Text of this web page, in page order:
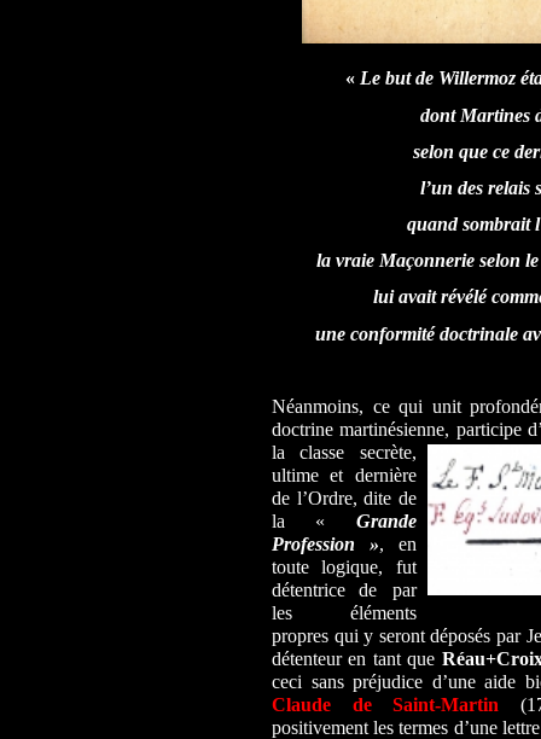
« Le but de Willermoz
dont Martines
selon que ce
l’un des relais
quand sombrait
la vraie Maçonnerie selon
lui avait révélé
une conformité doctrinale
Néanmoins, ce qui unit
doctrine martinésienne, participe
la classe secrète,
ultime et dernière
de l’Ordre, dite de
la « Grande
Profession », en
toute logique, fut
détentrice de
par
les éléments
propres qui y seront déposés par
détenteur en tant que
ceci sans préjudice d’une aide
Claude de Saint-Martin
positivement les termes d’une